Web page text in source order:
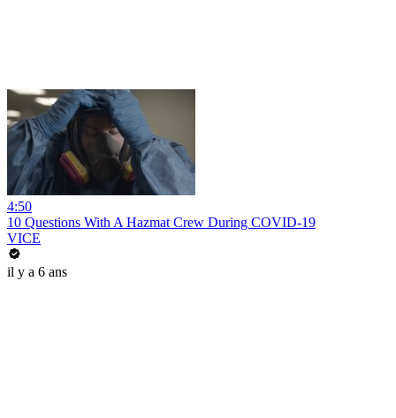
4:50
10 Questions With A Hazmat Crew During COVID-19
VICE
il y a 6 ans